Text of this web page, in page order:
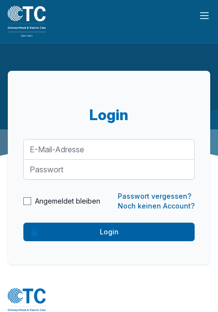
Login
Angemeldet bleiben
Passwort vergessen?
Noch keinen Account?
Login